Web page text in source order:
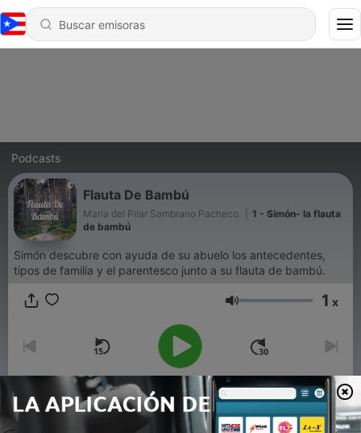
Podcasts
Flauta De Bambú
Maria del Pilar Sambrano Pacheco.
1 - Simón- la flauta
de bambú
Simón descubre con ayuda de su abuelo los antecedentes,
tipos de familia y el parentesco junto a su flauta de bambú.
Volumen 1 x
00:00